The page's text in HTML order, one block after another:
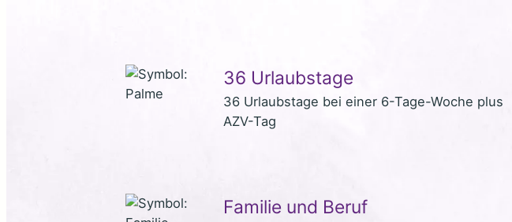
36 Urlaubstage
36 Urlaubstage bei einer 6-Tage-Woche plus
AZV-Tag
Familie und Beruf